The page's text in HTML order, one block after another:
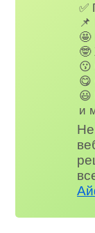
✅
📌
🤩
🤓
😗
😋
😃
и
Не